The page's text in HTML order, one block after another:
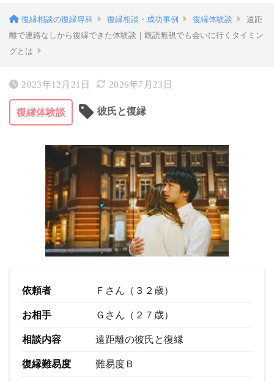
復縁相談の復縁専科 復縁相談・成功事例 復縁体験談
遠距
離で連絡なしから復縁できた体験談｜既読無視でも会いに行くタイミン
グとは
2023年12月21日 2026年7月23日
復縁体験談 彼氏と復縁
依頼者 Ｆさん（３２歳）
お相手 Ｇさん（２７歳）
相談内容 遠距離の彼氏と復縁
復縁難易度 難易度Ｂ